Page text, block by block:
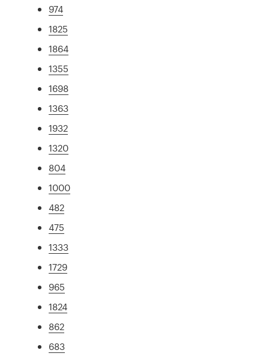
974
1825
1864
1355
1698
1363
1932
1320
804
1000
482
475
1333
1729
965
1824
862
683